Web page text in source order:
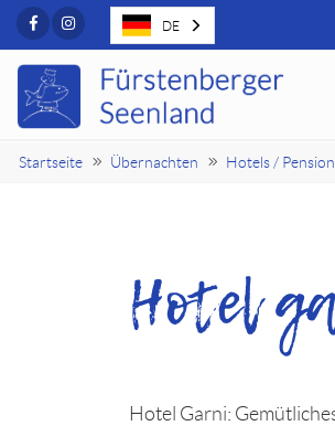
FacebookInstagram
Startseite Übernachten Hotels /
Hotel
Hotel Garni:
DE